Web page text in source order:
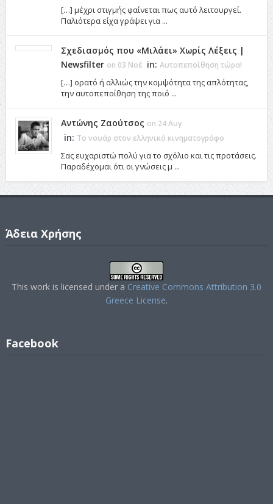
[…] μέχρι στιγμής φαίνεται πως αυτό λειτουργεί.
Παλιότερα είχα γράψει για ...
Σχεδιασμός που «Μιλάει» Χωρίς Λέξεις |
Newsfilter on 03 Νοέ in: Αυτοπεποίθηση τώρα!
[…] ορατό ή αλλιώς την κομψότητα της απλότητας,
την αυτοπεποίθηση της ποιό ...
Αντώνης Ζαούτσος on 24 Αυγ
in: Το νουάρ στον ελληνικό κινηματογράφο
Σας ευχαριστώ πολύ για το σχόλιο και τις προτάσεις.
Παραδέχομαι ότι οι γνώσεις μ ...
Άδεια Χρήσης
This work is licensed under a Creative Commons Attribution 3.0
Greece License.
Facebook